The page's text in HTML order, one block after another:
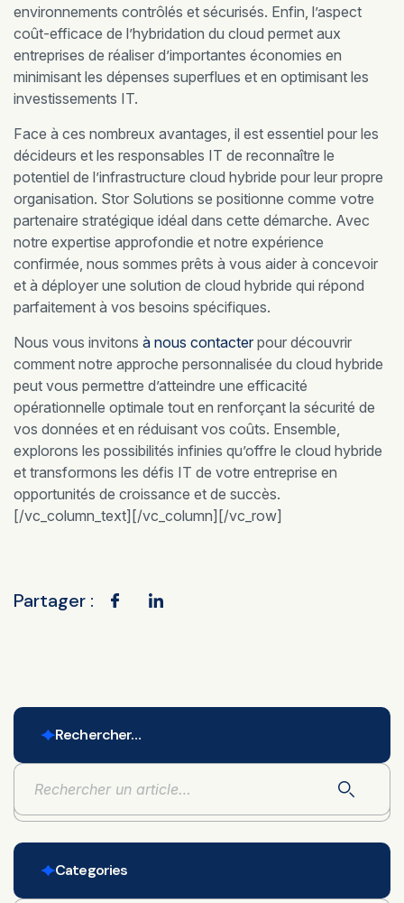
environnements contrôlés et sécurisés. Enfin, l’aspect
coût-efficace de l’hybridation du cloud permet aux
entreprises de réaliser d’importantes économies en
minimisant les dépenses superflues et en optimisant les
investissements IT.
Face à ces nombreux avantages, il est essentiel pour les
décideurs et les responsables IT de reconnaître le
potentiel de l’infrastructure cloud hybride pour leur propre
organisation. Stor Solutions se positionne comme votre
partenaire stratégique idéal dans cette démarche. Avec
notre expertise approfondie et notre expérience
confirmée, nous sommes prêts à vous aider à concevoir
et à déployer une solution de cloud hybride qui répond
parfaitement à vos besoins spécifiques.
Nous vous invitons à nous contacterpour découvrir
comment notre approche personnalisée du cloud hybride
peut vous permettre d’atteindre une efficacité
opérationnelle optimale tout en renforçant la sécurité de
vos données et en réduisant vos coûts. Ensemble,
explorons les possibilités infinies qu’offre le cloud hybride
et transformons les défis IT de votre entreprise en
opportunités de croissance et de succès.
[/vc_column_text][/vc_column][/vc_row]
Partager :
Rechercher…
Categories